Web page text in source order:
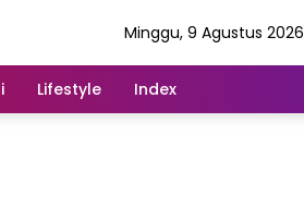
Minggu, 9 Agustus 2026
Lifestyle Index